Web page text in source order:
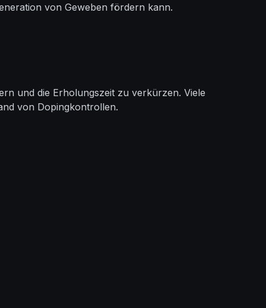
von Geweben fördern kann.
und die Erholungszeit zu verkürzen. Viele
von Dopingkontrollen.